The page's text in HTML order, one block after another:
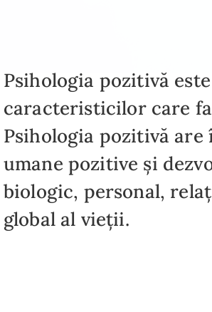
Psihologia pozitivă
caracteristicilor care
Psihologia pozitivă
umane pozitive și
biologic, personal,
global al vieții.